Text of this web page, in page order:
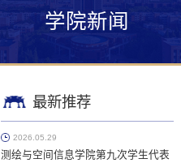
学院新闻
最新推荐
2026.05.29
测绘与空间信息学院第九次学生代表